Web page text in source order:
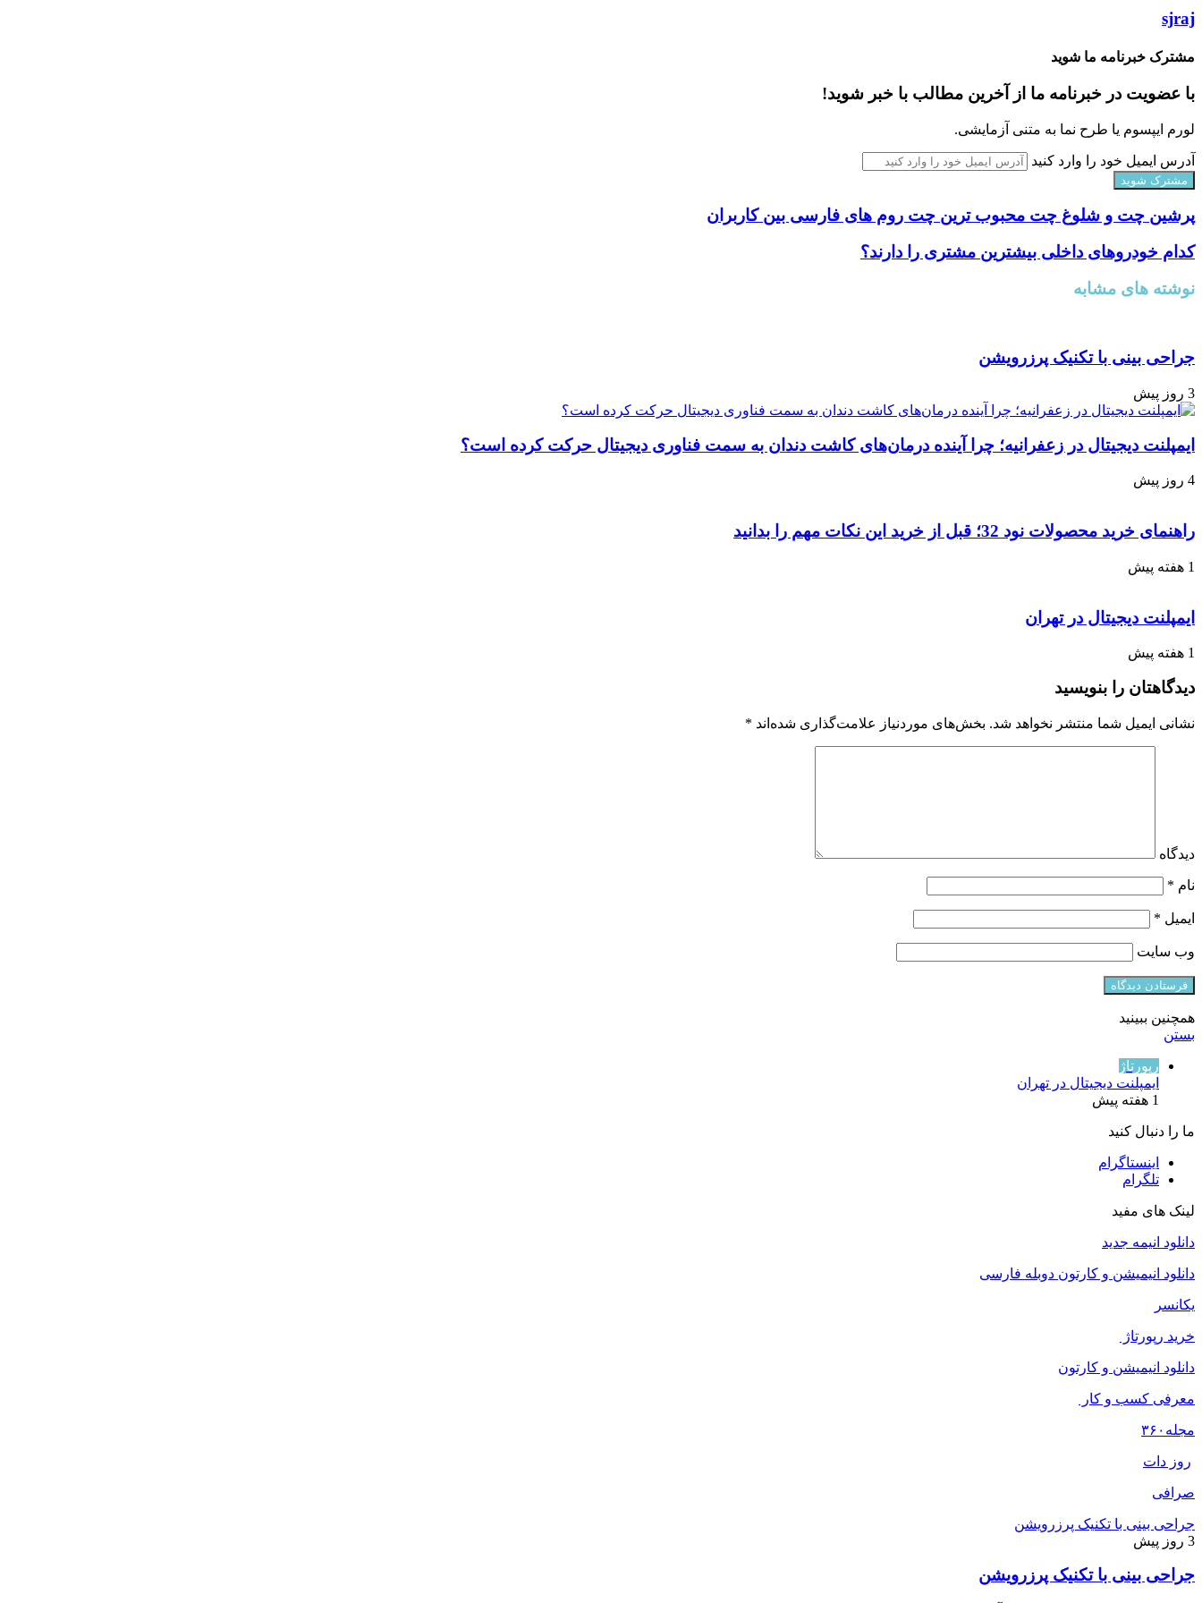
sjraj
مشترک خبرنامه ما شوید
با عضویت در خبرنامه ما از آخرین مطالب با خبر شوید!
لورم ایپسوم یا طرح‌ نما به متنی آزمایشی.
آدرس ایمیل خود را وارد کنید
پرشین چت و شلوغ چت محبوب ترین چت روم های فارسی بین کاربران
کدام خودروهای داخلی بیشترین مشتری را دارند؟
نوشته های مشابه
جراحی بینی با تکنیک پرزرویشن
3 روز پیش
ایمپلنت دیجیتال در زعفرانیه؛ چرا آینده درمان‌های کاشت دندان به سمت فناوری دیجیتال حرکت کرده است؟
4 روز پیش
راهنمای خرید محصولات نود 32؛ قبل از خرید این نکات مهم را بدانید
1 هفته پیش
ایمپلنت دیجیتال در تهران
1 هفته پیش
دیدگاهتان را بنویسید
نشانی ایمیل شما منتشر نخواهد شد. بخش‌های موردنیاز علامت‌گذاری شده‌اند *
دیدگاه
نام *
ایمیل *
وب‌ سایت
همچنین ببینید
بستن
رپورتاژ
ایمپلنت دیجیتال در تهران
1 هفته پیش
ما را دنبال کنید
اینستاگرام
تلگرام
لینک های مفید
دانلود انیمه جدید
دانلود انیمیشن و کارتون دوبله فارسی
یکانسر
خرید رپورتاژ
دانلود انیمیشن و کارتون
معرفی کسب و کار
مجله ۳۶۰
روز دات
صرافی
جراحی بینی با تکنیک پرزرویشن
3 روز پیش
جراحی بینی با تکنیک پرزرویشن